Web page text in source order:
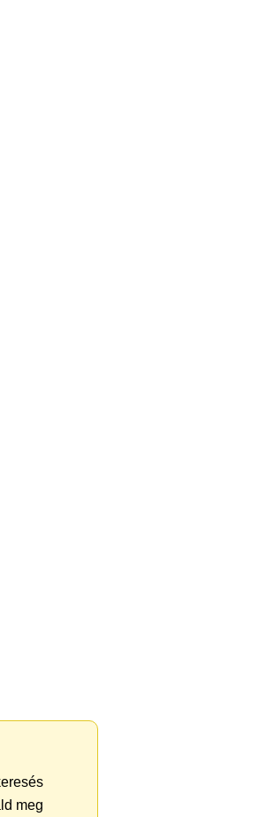
meg